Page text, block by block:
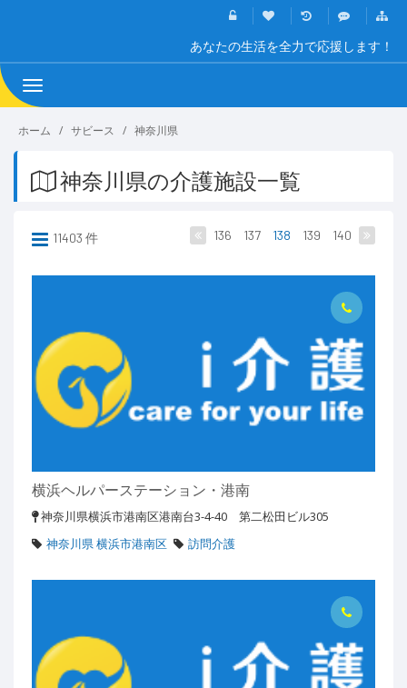
あなたの生活を全力で応援します！
Toggle
navigation
ホーム サビース 神奈川県
神奈川県の介護施設一覧
11403 件 136 137 138 139 140
横浜ヘルパーステーション・港南
神奈川県横浜市港南区港南台3-4-40 第二松田ビル305
神奈川県 横浜市港南区
訪問介護